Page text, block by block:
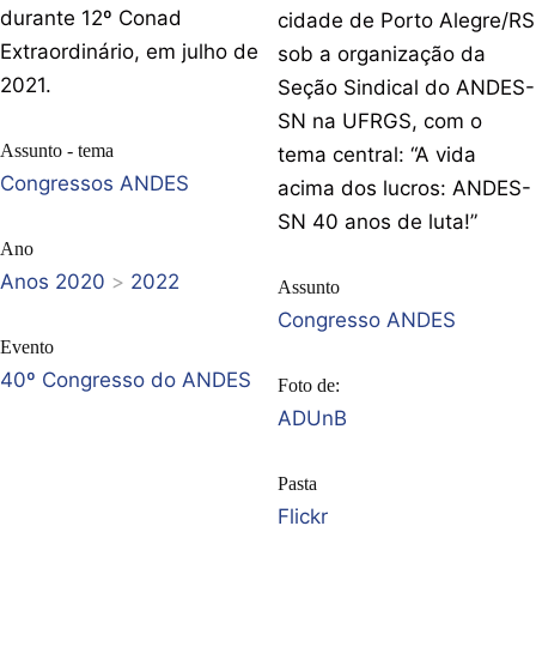
durante 12º Conad
Extraordinário, em julho de
2021.
Assunto - tema
Congressos ANDES
Ano
Anos 2020 > 2022
Evento
40º Congresso do ANDES
cidade de Porto Alegre/RS
sob a organização da
Seção Sindical do ANDES-
SN na UFRGS, com o
tema central: “A vida
acima dos lucros: ANDES-
SN 40 anos de luta!”
Assunto
Congresso ANDES
Foto de:
ADUnB
Pasta
Flickr